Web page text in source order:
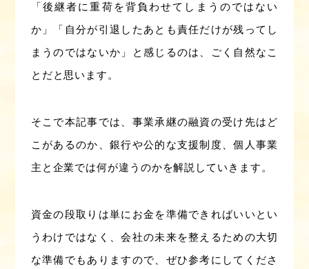
「後継者に重荷を背負わせてしまうのではない
か」「自分が引退したあとも責任だけが残ってし
まうのではないか」と感じるのは、ごく自然なこ
とだと思います。
そこで本記事では、事業承継の融資の受け先はど
こがあるのか、銀行や公的な支援制度、個人事業
主と企業では何が違うのかを解説していきます。
資金の段取りは単にお金を準備できればいいとい
うわけではなく、会社の未来を整えるための大切
な準備でもありますので、ぜひ参考にしてくださ